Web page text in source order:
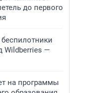
до первого
беспилотники
Wildberries —
на программы